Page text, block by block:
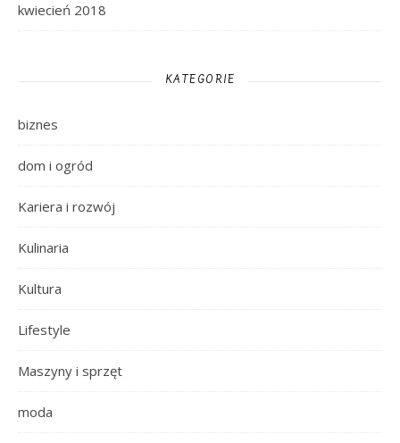
kwiecień 2018
KATEGORIE
biznes
dom i ogród
Kariera i rozwój
Kulinaria
Kultura
Lifestyle
Maszyny i sprzęt
moda